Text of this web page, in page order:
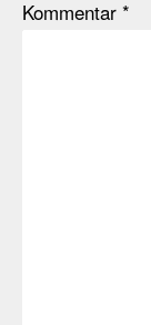
Kommentar *